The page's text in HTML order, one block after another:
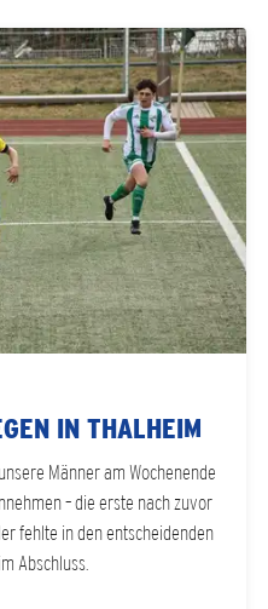
IN THALHEIM
Männer am Wochenende
– die erste nach zuvor
fehlte in den entscheidenden
Abschluss.